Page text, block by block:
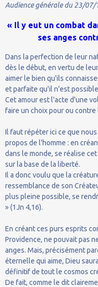
Audience générale du 23/07/
« Il y eut un combat
ses anges
Dans la perfection de leur
dès le début, en vertu de
aimer le bien qu'ils
et parfaite qu'il n'est
Cet amour est l'acte d'une
faire un choix pour ou contre
Il faut répéter ici ce que
propos de l'homme : en
dans le monde, se réalise
sur la base de la liberté.
Il a donc voulu que la
ressemblance de son
plus pleine possible, se
» (1Jn 4,16).
En créant ces purs esprits
Providence, ne pouvait pas
anges. Mais, précisément
éternelle qui aime, Dieu
définitif de tout le cosmos
De fait, comme le dit